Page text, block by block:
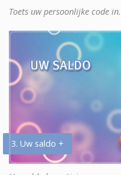
Toets uw persoonlijke code in.
3. Uw saldo +